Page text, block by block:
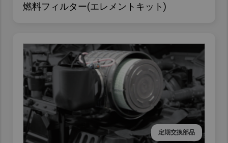
燃料フィルター(エレメントキット)
定期交換部品